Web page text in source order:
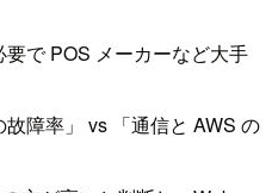
で POS メーカーなど大手
故障率」 vs 「通信と AWS の